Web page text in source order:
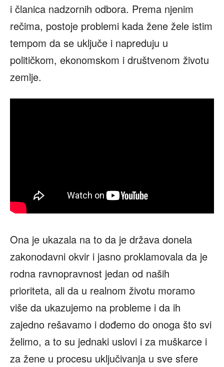
i članica nadzornih odbora. Prema njenim
rečima, postoje problemi kada žene žele istim
tempom da se uključe i napreduju u
političkom, ekonomskom i društvenom životu
zemlje.
Ona je ukazala na to da je država donela
zakonodavni okvir i jasno proklamovala da je
rodna ravnopravnost jedan od naših
prioriteta, ali da u realnom životu moramo
više da ukazujemo na probleme i da ih
zajedno rešavamo i dođemo do onoga što svi
želimo, a to su jednaki uslovi i za muškarce i
za žene u procesu uključivanja u sve sfere